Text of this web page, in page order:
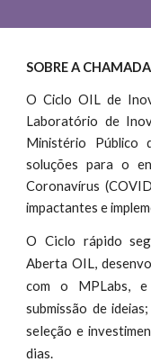
SOBRE A CHAMADA
O Ciclo OIL de
Laboratório de
Ministério Público
soluções para o
Coronavírus
impactantes e
O Ciclo rápido
Aberta OIL,
com o MPLabs, e
submissão de ideias;
seleção e
dias.